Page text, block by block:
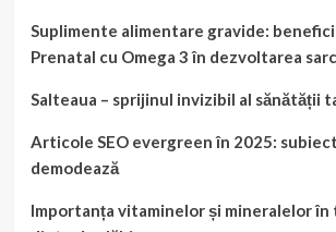
Suplimente alimentare gravide:
Prenatal cu Omega 3 în dezvoltarea
Salteaua – sprijinul invizibil al sănătății
Articole SEO evergreen în 2025:
demodează
Importanța vitaminelor și mineralelor în